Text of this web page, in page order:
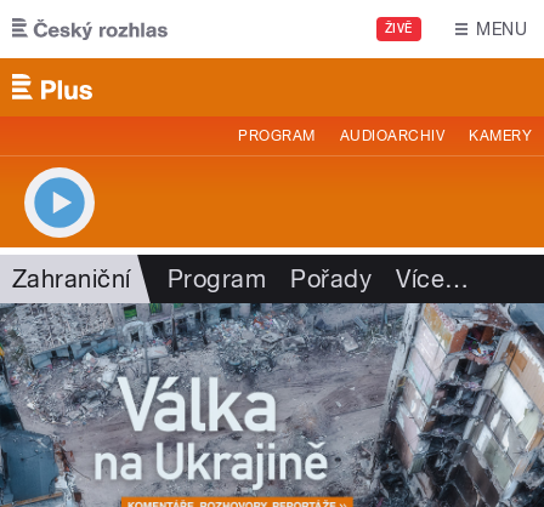
Přejít k hlavnímu obsahu
ŽIVĚ MENU
PROGRAM AUDIOARCHIV KAMERY
Zahraniční Program Pořady Více…